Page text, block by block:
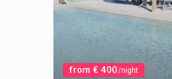
from € 400/night